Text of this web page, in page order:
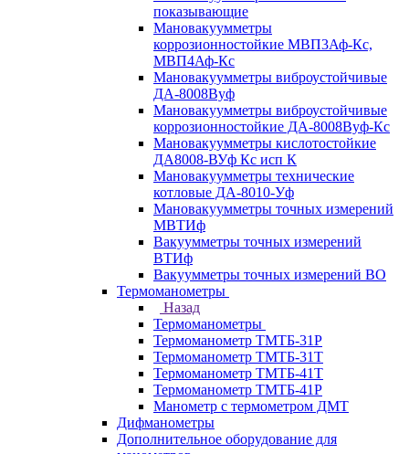
показывающие
Мановакуумметры
коррозионностойкие МВП3Аф-Кс,
МВП4Аф-Кс
Мановакуумметры виброустойчивые
ДА-8008Вуф
Мановакуумметры виброустойчивые
коррозионностойкие ДА-8008Вуф-Кс
Мановакуумметры кислотостойкие
ДА8008-ВУф Кс исп К
Мановакуумметры технические
котловые ДА-8010-Уф
Мановакуумметры точных измерений
МВТИф
Вакуумметры точных измерений
ВТИф
Вакуумметры точных измерений ВО
Термоманометры
Назад
Термоманометры
Термоманометр ТМТБ-31Р
Термоманометр ТМТБ-31Т
Термоманометр ТМТБ-41Т
Термоманометр ТМТБ-41Р
Манометр с термометром ДМТ
Дифманометры
Дополнительное оборудование для